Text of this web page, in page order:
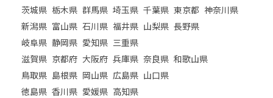
茨城県 栃木県 群馬県 埼玉県 千葉県 東京都 神奈川県
新潟県 富山県 石川県 福井県 山梨県 長野県
岐阜県 静岡県 愛知県 三重県
滋賀県 京都府 大阪府 兵庫県 奈良県 和歌山県
鳥取県 島根県 岡山県 広島県 山口県
徳島県 香川県 愛媛県 高知県